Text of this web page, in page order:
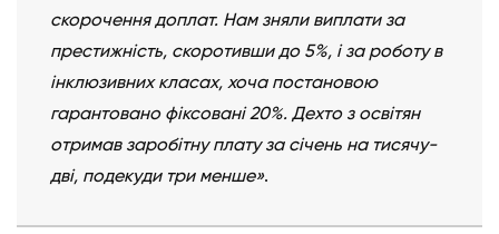
скорочення доплат. Нам зняли виплати за
престижність, скоротивши до 5%, і за роботу в
інклюзивних класах, хоча постановою
гарантовано фіксовані 20%. Дехто з освітян
отримав заробітну плату за січень на тисячу-
дві, подекуди три менше».